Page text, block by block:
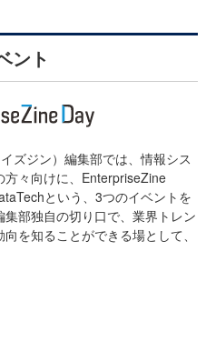
ント
ズジン）編集部では、情報シス
方々向けに、EnterpriseZine
という、3つのイベントを
部独自の切り口で、業界トレン
を知ることができる場として、